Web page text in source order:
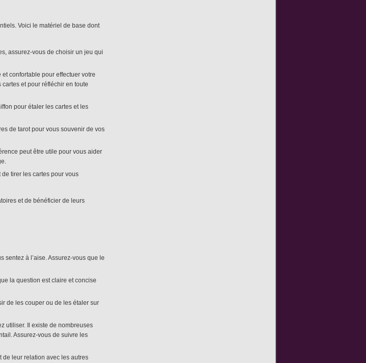
Voici le matériel de base dont
assurez-vous de choisir un jeu qui
confortable pour effectuer votre
cartes et pour réfléchir en toute
pour étaler les cartes et les
de tarot pour vous souvenir de vos
peut être utile pour vous aider
tirer les cartes pour vous
et de bénéficier de leurs
sentez à l’aise. Assurez-vous que le
la question est claire et concise
de les couper ou de les étaler sur
utiliser. Il existe de nombreuses
Assurez-vous de suivre les
de leur relation avec les autres